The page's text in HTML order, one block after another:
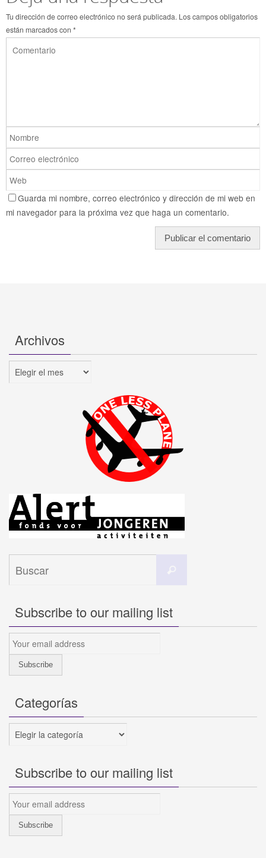
Tu dirección de correo electrónico no será publicada. Los campos obligatorios
están marcados con *
Guarda mi nombre, correo electrónico y dirección de mi web en
mi navegador para la próxima vez que haga un comentario.
Archivos
Archivos
Subscribe to our mailing list
Categorías
Categorías
Subscribe to our mailing list